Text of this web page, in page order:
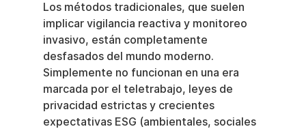
Los métodos tradicionales, que suelen
implicar vigilancia reactiva y monitoreo
invasivo, están completamente
desfasados del mundo moderno.
Simplemente no funcionan en una era
marcada por el teletrabajo, leyes de
privacidad estrictas y crecientes
expectativas ESG (ambientales, sociales